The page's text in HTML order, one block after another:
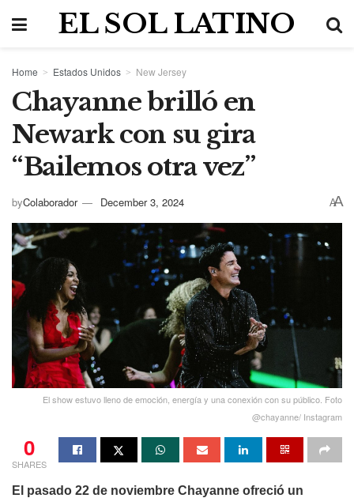
EL SOL LATINO
Home Estados Unidos New Jersey
Chayanne brilló en
Newark con su gira
“Bailemos otra vez”
byColaborador December 3, 2024 AA
El show estuvo lleno de emoción, energía y una conexión con su público. Foto
@chayanne/ Instagram
0
SHARES
El pasado 22 de noviembre Chayanne ofreció un